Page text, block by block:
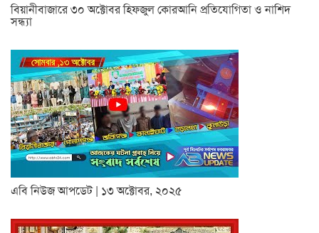
বিয়ানীবাজারে ৩০ অক্টোবর হিফজুল কোরআনি প্রতিযোগিতা ও নাশিদ
সন্ধ্যা
এবি নিউজ আপডেট | ১৩ অক্টোবর, ২০২৫